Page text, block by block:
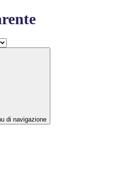
di navigazione